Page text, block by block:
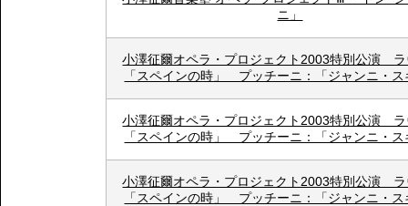
ニ」
小澤征爾オペラ・プロジェクト2003特別公演
「スペインの時」 プッチーニ：「ジャンニ・ス
小澤征爾オペラ・プロジェクト2003特別公演
「スペインの時」 プッチーニ：「ジャンニ・ス
小澤征爾オペラ・プロジェクト2003特別公演
「スペインの時」 プッチーニ：「ジャンニ・ス